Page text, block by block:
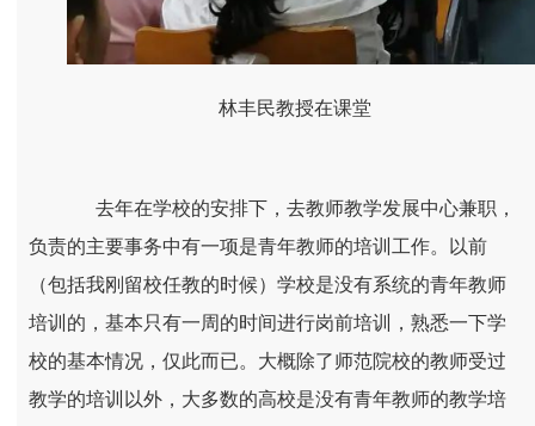
林丰民教授在课堂
去年在学校的安排下，去教师教学发展中心兼职，
负责的主要事务中有一项是青年教师的培训工作。以前
（包括我刚留校任教的时候）学校是没有系统的青年教师
培训的，基本只有一周的时间进行岗前培训，熟悉一下学
校的基本情况，仅此而已。大概除了师范院校的教师受过
教学的培训以外，大多数的高校是没有青年教师的教学培